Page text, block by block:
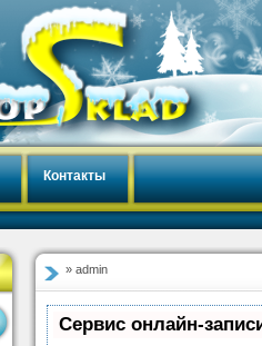
Контакты
» admin
Сервис онлайн-